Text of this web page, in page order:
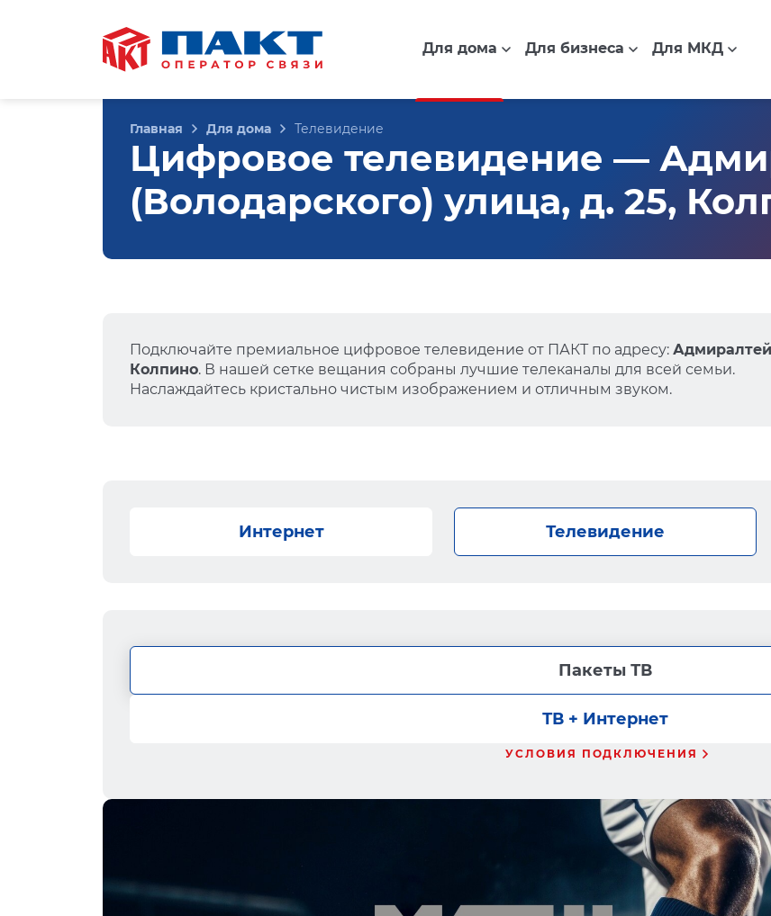
Для дома Для бизнеса Для МКД
Главная Для дома Телевидение
Цифровое телевидение —
(Володарского) улица, д. 25,
Подключайте премиальное цифровое телевидение от ПАКТ по адресу:
Колпино. В нашей сетке вещания собраны лучшие телеканалы для всей семьи.
Наслаждайтесь кристально чистым изображением и отличным звуком.
Интернет Телевидение
Пакеты ТВ
ТВ + Интернет
УСЛОВИЯ ПОДКЛЮЧЕНИЯ